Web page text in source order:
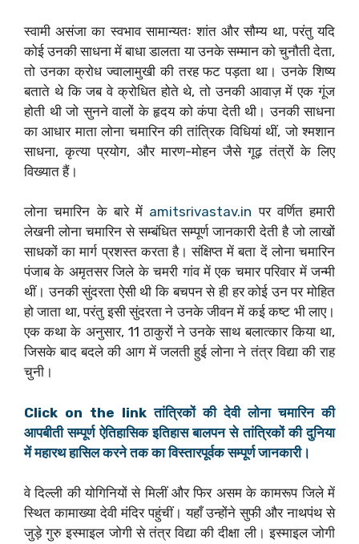
स्वामी असंजा का स्वभाव सामान्यतः शांत और सौम्य था, परंतु यदि
कोई उनकी साधना में बाधा डालता या उनके सम्मान को चुनौती देता,
तो उनका क्रोध ज्वालामुखी की तरह फट पड़ता था। उनके शिष्य
बताते थे कि जब वे क्रोधित होते थे, तो उनकी आवाज़ में एक गूंज
होती थी जो सुनने वालों के हृदय को कंपा देती थी। उनकी साधना
का आधार माता लोना चमारिन की तांत्रिक विधियां थीं, जो श्मशान
साधना, कृत्या प्रयोग, और मारण-मोहन जैसे गूढ़ तंत्रों के लिए
विख्यात हैं।
लोना चमारिन के बारे में amitsrivastav.in पर वर्णित हमारी
लेखनी लोना चमारिन से सम्बंधित सम्पूर्ण जानकारी देती है जो लाखों
साधकों का मार्ग प्रशस्त करता है। संक्षिप्त में बता दें लोना चमारिन
पंजाब के अमृतसर जिले के चमरी गांव में एक चमार परिवार में जन्मी
थीं। उनकी सुंदरता ऐसी थी कि बचपन से ही हर कोई उन पर मोहित
हो जाता था, परंतु इसी सुंदरता ने उनके जीवन में कई कष्ट भी लाए।
एक कथा के अनुसार, 11 ठाकुरों ने उनके साथ बलात्कार किया था,
जिसके बाद बदले की आग में जलती हुई लोना ने तंत्र विद्या की राह
चुनी।
Click on the link तांत्रिकों की देवी लोना चमारिन की
आपबीती सम्पूर्ण ऐतिहासिक इतिहास बालपन से तांत्रिकों की दुनिया
में महारथ हासिल करने तक का विस्तारपूर्वक सम्पूर्ण जानकारी।
वे दिल्ली की योगिनियों से मिलीं और फिर असम के कामरूप जिले में
स्थित कामाख्या देवी मंदिर पहुंचीं। यहाँ उन्होंने सुफी और नाथपंथ से
जुड़े गुरु इस्माइल जोगी से तंत्र विद्या की दीक्षा ली। इस्माइल जोगी